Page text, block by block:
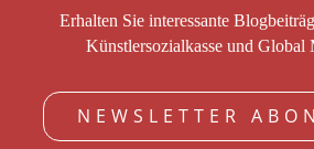
Erhalten Sie interessante
Künstlersozialkasse und
NEWSLETTER